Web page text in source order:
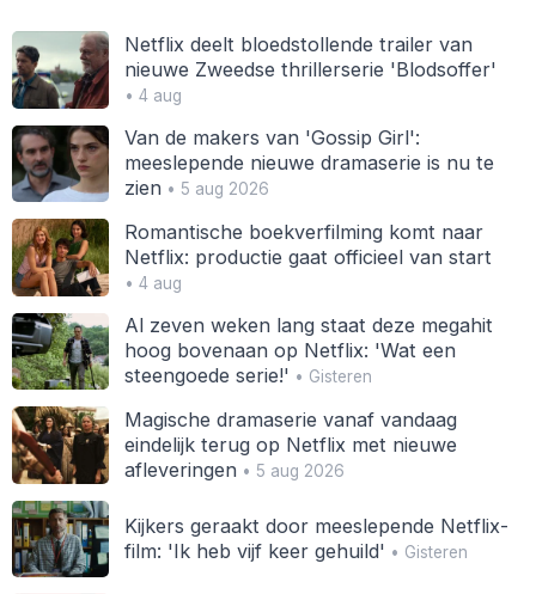
Netflix deelt bloedstollende trailer van
nieuwe Zweedse thrillerserie 'Blodsoffer'
• 4 aug
Van de makers van 'Gossip Girl':
meeslepende nieuwe dramaserie is nu te
zien• 5 aug 2026
Romantische boekverfilming komt naar
Netflix: productie gaat officieel van start
• 4 aug
Al zeven weken lang staat deze megahit
hoog bovenaan op Netflix: 'Wat een
steengoede serie!' • Gisteren
Magische dramaserie vanaf vandaag
eindelijk terug op Netflix met nieuwe
afleveringen• 5 aug 2026
Kijkers geraakt door meeslepende Netflix-
film: 'Ik heb vijf keer gehuild' • Gisteren